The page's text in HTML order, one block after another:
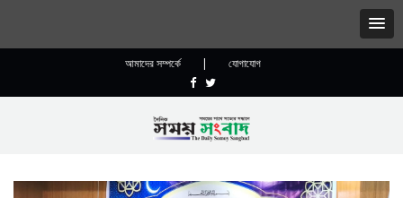
আমাদের সম্পর্কে | যোগাযোগ